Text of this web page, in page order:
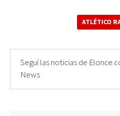
ATLÉTICO
Seguí las noticias de
News